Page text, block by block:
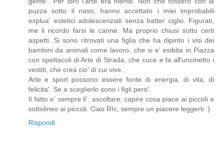
puzza sotto il naso, hanno accettato i miei improbabili
explua' estetici adolescenziali senza batter ciglio. Figurati,
me li ricordo farsi le canne. Ma proprio chiusi sotto certi
aspetti. Si sono ritrovati una figlia che ha dipinto i visi dei
bambini da animali come lavoro, che si e' esibita in Piazza
con spettacoli di Arte di Strada, che cuce e fa all'uncinetto i
vestiti, che crea cio' di cui vive.
Arte e sport possono essere fonte di energia, di vita, di
felicita'. Se a sceglierlo sono i figli pero'.
Il fatto e' sempre li': ascoltare, capire cosa piace ai piccoli e
sottolineo ai piccoli. Ciao RIc, sempre un piacere leggerti :)
Rispondi